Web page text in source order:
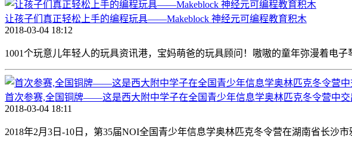
让孩子们真正轻松上手的编程玩具——Makeblock 神经元可编程教育积木
2018-03-04 18:12
1001个玩意儿年轻人的玩具资讯港，宝妈萌爸的玩具顾问！嗷嗷的童年弥漫着电
首次参赛,全国铜牌——这是西大附中学子在全国青少年信息学奥林匹克冬令营中交
2018-03-04 18:11
2018年2月3日-10日，第35届NOI全国青少年信息学奥林匹克冬令营在湖南省长沙